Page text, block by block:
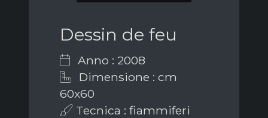
Dessin de feu
Anno : 2008
Dimensione : cm
60x60
Tecnica : fiammiferi